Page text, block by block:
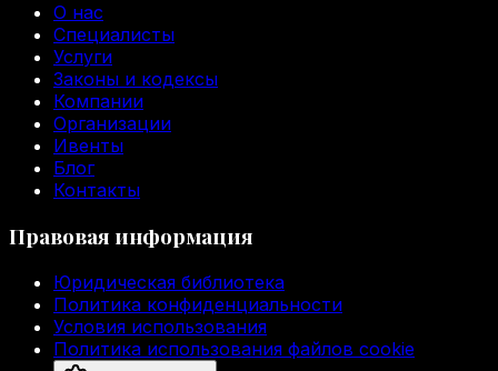
О нас
Специалисты
Услуги
Законы и кодексы
Компании
Организации
Ивенты
Блог
Контакты
Правовая информация
Юридическая библиотека
Политика конфиденциальности
Условия использования
Политика использования файлов cookie